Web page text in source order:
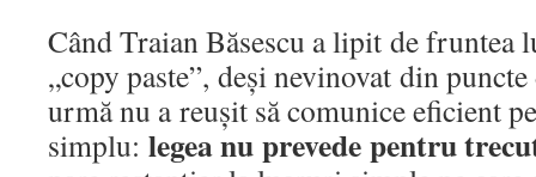
Când Traian Băsescu a lipit de fruntea
„copy paste”, deși nevinovat din
urmă nu a reușit să comunice eficient
simplu: legea nu prevede pentru